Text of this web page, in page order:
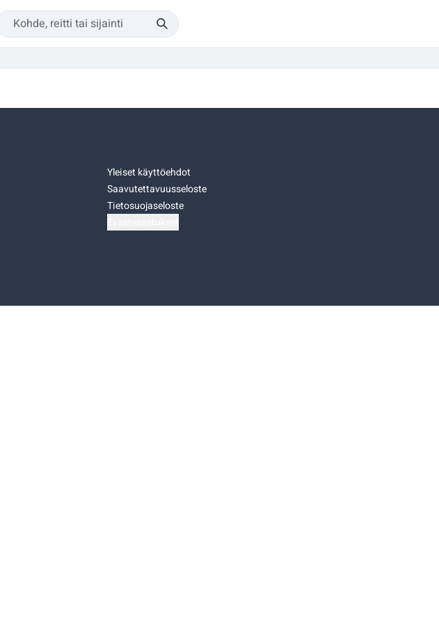
Yleiset käyttöehdot
Saavutettavuusseloste
Tietosuojaseloste